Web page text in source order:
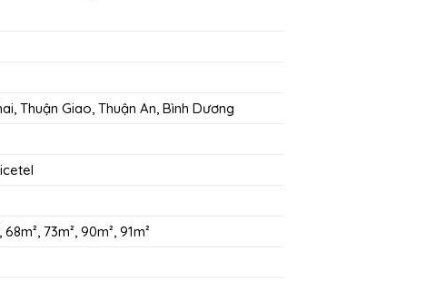
Thuận Giao, Thuận An, Bình Dương
73m², 90m², 91m²